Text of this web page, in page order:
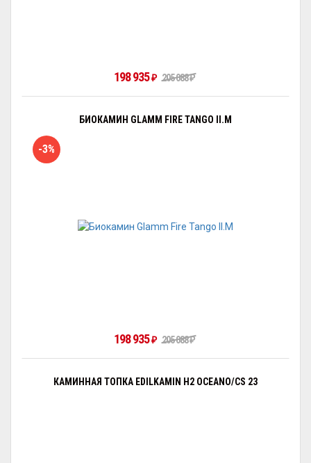
198 935₽ 205 088₽
БИОКАМИН GLAMM FIRE TANGO II.M
-3%
198 935₽ 205 088₽
КАМИННАЯ ТОПКА EDILKAMIN H2 OCEANO/CS 23